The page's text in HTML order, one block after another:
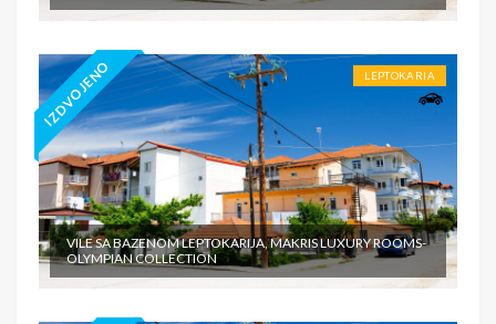
IZDVOJENO LEPTOKARIA
VILE SA BAZENOM LEPTOKARIJA, MAKRIS LUXURY ROOMS-
OLYMPIAN COLLECTION